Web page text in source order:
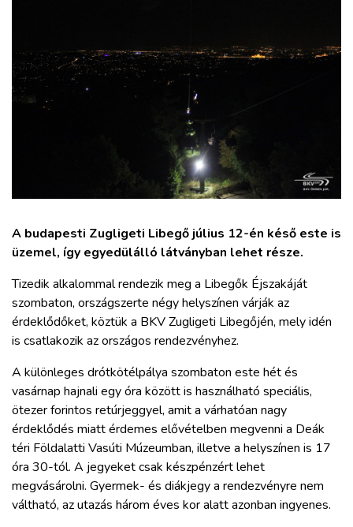
HAJÓZÁS
BLOG
BELÉPÉS
REGISZTRÁCIÓ
A budapesti Zugligeti Libegő július 12-én késő este is
üzemel, így egyedülálló látványban lehet része.
Tizedik alkalommal rendezik meg a Libegők Éjszakáját
szombaton, országszerte négy helyszínen várják az
érdeklődőket, köztük a BKV Zugligeti Libegőjén, mely idén
is csatlakozik az országos rendezvényhez.
A különleges drótkötélpálya szombaton este hét és
vasárnap hajnali egy óra között is használható speciális,
ötezer forintos retúrjeggyel, amit a várhatóan nagy
érdeklődés miatt érdemes elővételben megvenni a Deák
téri Földalatti Vasúti Múzeumban, illetve a helyszínen is 17
óra 30-tól. A jegyeket csak készpénzért lehet
megvásárolni. Gyermek- és diákjegy a rendezvényre nem
váltható, az utazás három éves kor alatt azonban ingyenes.